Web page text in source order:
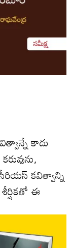
కాదు
కవిత్వాన్ని
ఈ